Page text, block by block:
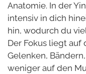
Anatomie. In der
intensiv in dich
hin, wodurch du
Der Fokus liegt
Gelenken,
weniger auf den